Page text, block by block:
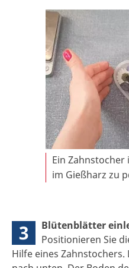
Ein
im Gießharz zu
3
Blütenblätter
Positionieren Sie
Hilfe eines Zahnstochers.